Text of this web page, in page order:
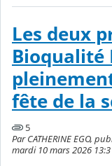
Les deux
Bioqualité
fête de la
5
Par CATHERINE EGO,
mardi 10 mars 2026